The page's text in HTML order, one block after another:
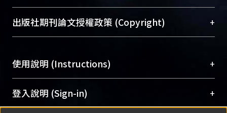
To permanently archive and promote researcher
profiles and scholarly works, Library integrates the
services of “NTU Repository” with “Academic
開放取用是從使用者角度提升資訊取用性的社會運
動，應用在學術研究上是透過將研究著作公開供使
用逐年攀升。同時可加速研究發展、提升研究影響
Archive）平台。 （點選深入了解OA）
出版社期刊論文授權政策 (Copyright) +
含部分內容的版權非匯入者所有，或由第三方贊
助與合作完成，請確認該版權所有者及第三方同
意提供此授權。
Please represent that the submission is your
使用說明 (Instructions) +
網站簡介(Quickstart Guide)
使用手冊(Instruction Manual)
登入說明 (Sign-in) +